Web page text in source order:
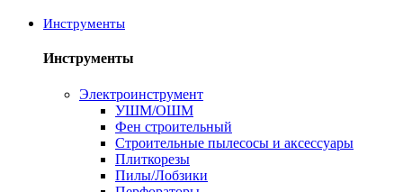
Инструменты
Инструменты
Электроинструмент
УШМ/ОШМ
Фен строительный
Строительные пылесосы и аксессуары
Плиткорезы
Пилы/Лобзики